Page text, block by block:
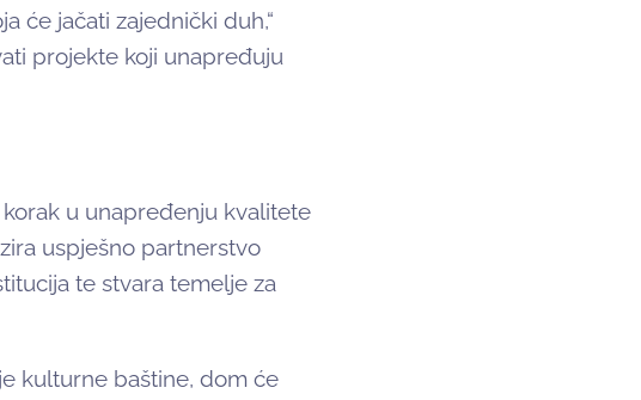
će jačati zajednički duh,“
projekte koji unapređuju
u unapređenju kvalitete
uspješno partnerstvo
te stvara temelje za
kulturne baštine, dom će